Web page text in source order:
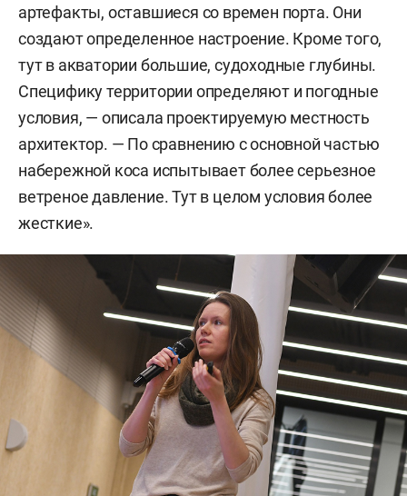
артефакты, оставшиеся со времен порта. Они
создают определенное настроение. Кроме того,
тут в акватории большие, судоходные глубины.
Специфику территории определяют и погодные
условия, — описала проектируемую местность
архитектор. — По сравнению с основной частью
набережной коса испытывает более серьезное
ветреное давление. Тут в целом условия более
жесткие».